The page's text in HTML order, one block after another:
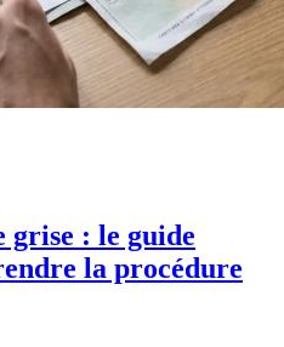
grise : le guide
la procédure